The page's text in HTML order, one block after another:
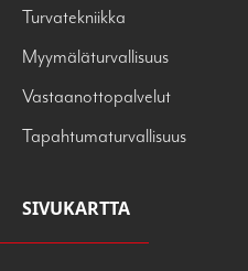
Turvatekniikka
Myymäläturvallisuus
Vastaanottopalvelut
Tapahtumaturvallisuus
SIVUKARTTA